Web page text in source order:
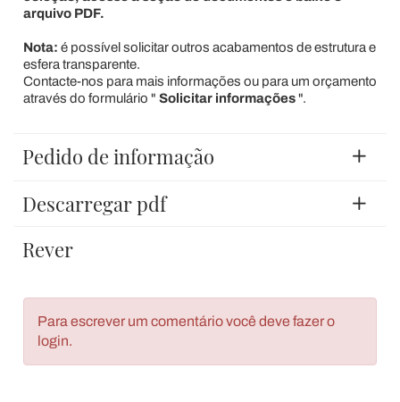
arquivo PDF.
Nota: é possível solicitar outros acabamentos de estrutura e
esfera transparente.
Contacte-nos para mais informações ou para um orçamento
através do formulário " Solicitar informações".
Pedido de informação
Descarregar pdf
Rever
Para escrever um comentário você deve fazer o
login.